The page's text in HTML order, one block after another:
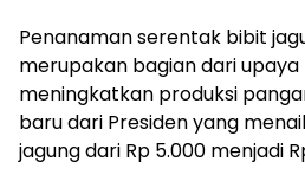
Penanaman serentak bibit
merupakan bagian dari
meningkatkan produksi
baru dari Presiden yang
jagung dari Rp 5.000 menjadi